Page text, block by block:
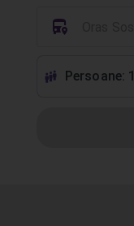
󱈒
󱕱 Persoane: 1